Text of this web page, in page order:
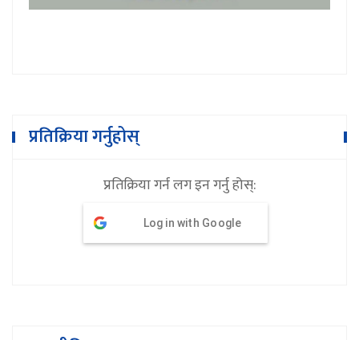
प्रतिक्रिया गर्नुहोस्
प्रतिक्रिया गर्न लग इन गर्नु होस्:
Log in with Google